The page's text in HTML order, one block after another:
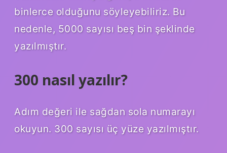
binlerce olduğunu söyleyebiliriz. Bu
nedenle, 5000 sayısı beş bin şeklinde
yazılmıştır.
300 nasıl yazılır?
Adım değeri ile sağdan sola numarayı
okuyun. 300 sayısı üç yüze yazılmıştır.